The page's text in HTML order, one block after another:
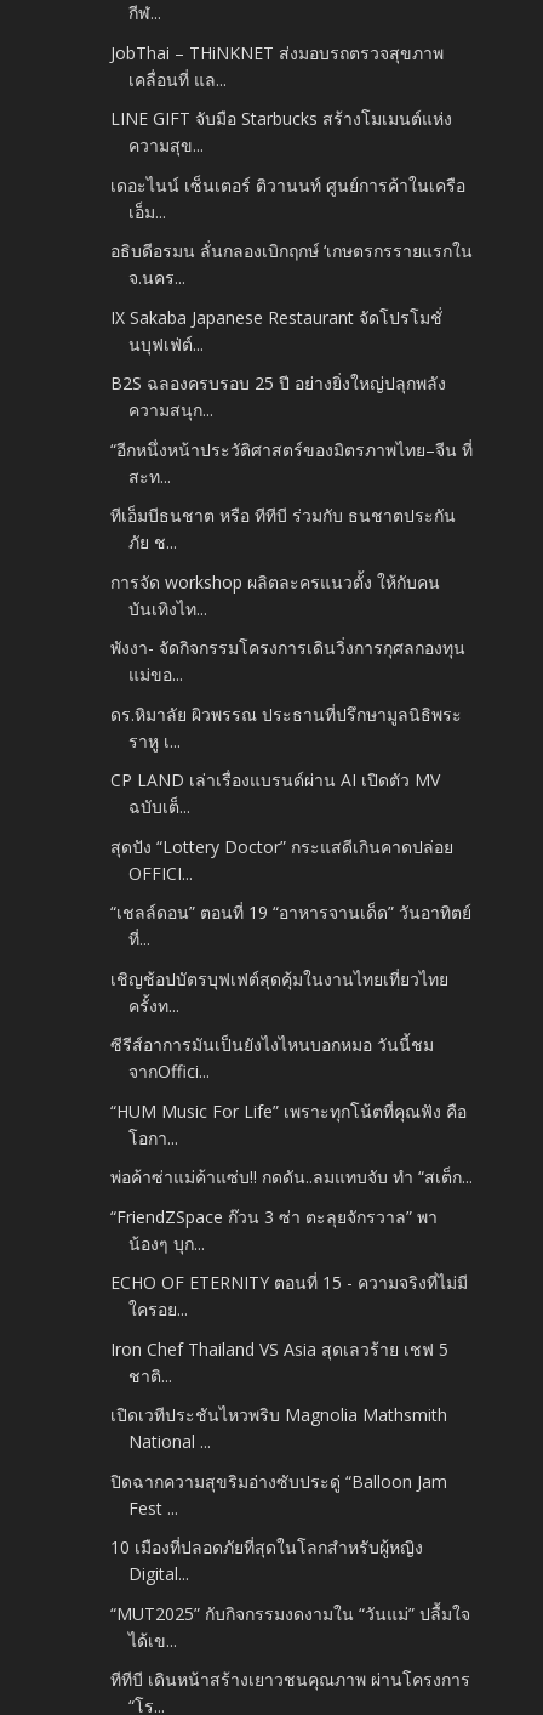
กีฬ...
JobThai – THiNKNET ส่งมอบรถตรวจสุขภาพ
เคลื่อนที่ แล...
LINE GIFT จับมือ Starbucks สร้างโมเมนต์แห่ง
ความสุข...
เดอะไนน์ เซ็นเตอร์ ติวานนท์ ศูนย์การค้าในเครือ
เอ็ม...
อธิบดีอรมน ลั่นกลองเบิกฤกษ์ ‘เกษตรกรรายแรกใน
จ.นคร...
IX Sakaba Japanese Restaurant จัดโปรโมชั่
นบุฟเฟ่ต์...
B2S ฉลองครบรอบ 25 ปี อย่างยิ่งใหญ่ปลุกพลัง
ความสนุก...
“อีกหนึ่งหน้าประวัติศาสตร์ของมิตรภาพไทย–จีน ที่
สะท...
ทีเอ็มบีธนชาต หรือ ทีทีบี ร่วมกับ ธนชาตประกัน
ภัย ช...
การจัด workshop ผลิตละครแนวตั้ง ให้กับคน
บันเทิงไท...
พังงา- จัดกิจกรรมโครงการเดินวิ่งการกุศลกองทุน
แม่ขอ...
ดร.หิมาลัย ผิวพรรณ ประธานที่ปรึกษามูลนิธิพระ
ราหู เ...
CP LAND เล่าเรื่องแบรนด์ผ่าน AI เปิดตัว MV
ฉบับเต็...
สุดปัง “Lottery Doctor” กระแสดีเกินคาดปล่อย
OFFICI...
“เชลล์ดอน” ตอนที่ 19 “อาหารจานเด็ด” วันอาทิตย์
ที่...
เชิญช้อปบัตรบุฟเฟต์สุดคุ้มในงานไทยเที่ยวไทย
ครั้งท...
ซีรีส์อาการมันเป็นยังไงไหนบอกหมอ วันนี้ชม
จากOffici...
“HUM Music For Life” เพราะทุกโน้ตที่คุณฟัง คือ
โอกา...
พ่อค้าซ่าแม่ค้าแซ่บ!! กดดัน..ลมแทบจับ ทำ “สเต็ก...
“FriendZSpace ก๊วน 3 ซ่า ตะลุยจักรวาล” พา
น้องๆ บุก...
ECHO OF ETERNITY ตอนที่ 15 - ความจริงที่ไม่มี
ใครอย...
Iron Chef Thailand VS Asia สุดเลวร้าย เชฟ 5
ชาติ...
เปิดเวทีประชันไหวพริบ Magnolia Mathsmith
National ...
ปิดฉากความสุขริมอ่างซับประดู่ “Balloon Jam
Fest ...
10 เมืองที่ปลอดภัยที่สุดในโลกสำหรับผู้หญิง
Digital...
“MUT2025” กับกิจกรรมงดงามใน “วันแม่” ปลื้มใจ
ได้เข...
ทีทีบี เดินหน้าสร้างเยาวชนคุณภาพ ผ่านโครงการ
“โร...